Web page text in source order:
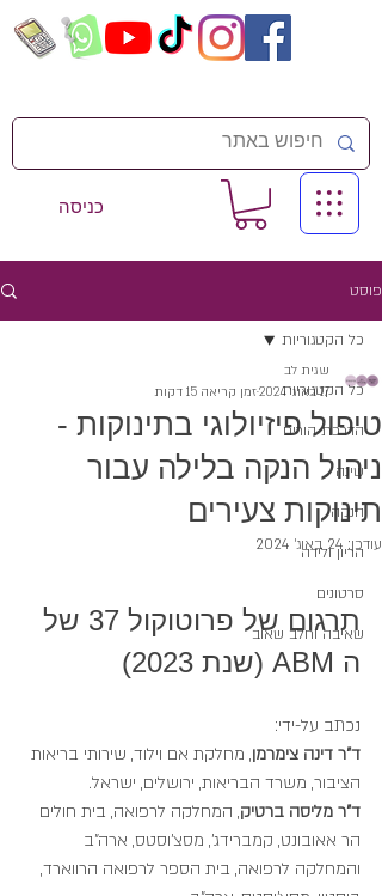
כניסה
פוסט
כל הקטגוריות
הדרכת הורים
שינה
הנקה
הריון ולידה
סרטונים
שאיבה וחלב שאוב
כל הקטגוריות
טיפול פיזיולוגי בתינוקות -
ניהול הנקה בלילה עבור
תינוקות צעירים
שגית לב
17 באוג׳ 2024
זמן קריאה 15 דקות
עודכן: 24 באוג׳ 2024
תרגום של פרוטוקול 37 של
ה ABM (שנת 2023)
נכתב על-ידי:
ד"ר דינה צימרמן, מחלקת אם וילוד, שירותי בריאות
הציבור, משרד הבריאות, ירושלים, ישראל.
ד"ר מליסה ברטיק, המחלקה לרפואה, בית חולים
הר אאובונט, קמברידג', מסצ'וסטס, ארה"ב
והמחלקה לרפואה, בית הספר לרפואה הרווארד,